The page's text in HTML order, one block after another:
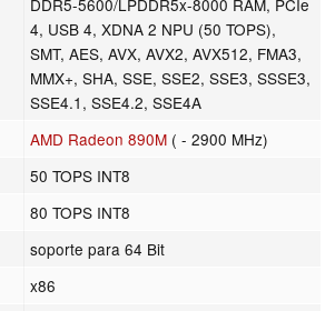
4, USB 4, XDNA 2 NPU (50 TOPS),
SMT, AES, AVX, AVX2, AVX512, FMA3,
MMX+, SHA, SSE, SSE2, SSE3, SSSE3,
SSE4.1, SSE4.2, SSE4A
AMD Radeon 890M ( - 2900 MHz)
50 TOPS INT8
80 TOPS INT8
soporte para 64 Bit
x86